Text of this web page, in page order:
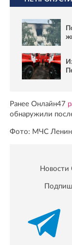
Ранее Онлайн47
обнаружили
Фото: МЧС
Новости